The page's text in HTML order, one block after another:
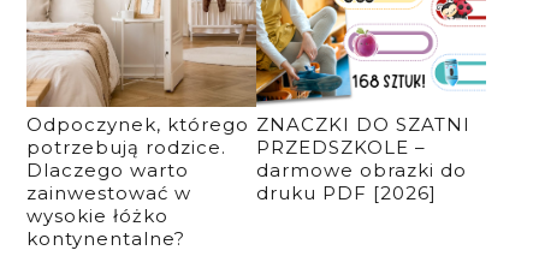
Odpoczynek, którego
potrzebują rodzice.
Dlaczego warto
zainwestować w
wysokie łóżko
kontynentalne?
ZNACZKI DO SZATNI
PRZEDSZKOLE –
darmowe obrazki do
druku PDF [2026]